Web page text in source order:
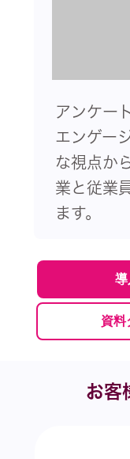
アンケー
エンゲー
な視点か
業と従業
ます。
資料
お客